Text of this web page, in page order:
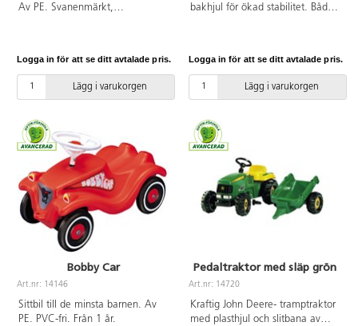
Av PE. Svanenmärkt,
Logga in för att se ditt avtalade pris.
Lägg i varukorgen
bakhjul för ökad stabilitet. Både
Svanenmärkt, licensnummer
50950001. PVC-fri. Från 2 år.
Logga in för att se ditt avtalade pris.
Lägg i varukorgen
Bobby Car
Art.nr: 14146
Sittbil till de minsta barnen. Av
PE. PVC-fri. Från 1 år.
Pedaltraktor med släp grön
Art.nr: 14720
Kraftig John Deere- tramptraktor
med plasthjul och slitbana av